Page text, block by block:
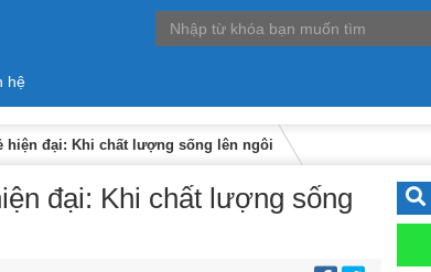
hệ
hiện đại: Khi chất lượng sống lên ngôi
đại: Khi chất lượng sống